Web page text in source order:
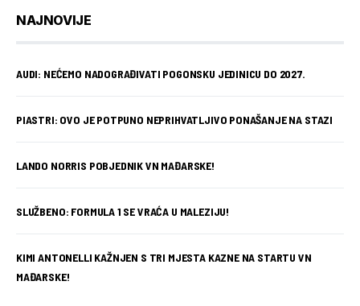
NAJNOVIJE
AUDI: NEĆEMO NADOGRAĐIVATI POGONSKU JEDINICU DO 2027.
PIASTRI: OVO JE POTPUNO NEPRIHVATLJIVO PONAŠANJE NA STAZI
LANDO NORRIS POBJEDNIK VN MAĐARSKE!
SLUŽBENO: FORMULA 1 SE VRAĆA U MALEZIJU!
KIMI ANTONELLI KAŽNJEN S TRI MJESTA KAZNE NA STARTU VN
MAĐARSKE!